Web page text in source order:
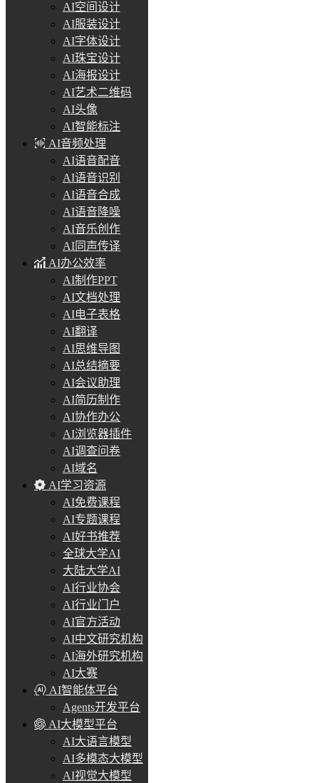
AI空间设计
AI服装设计
AI字体设计
AI珠宝设计
AI海报设计
AI艺术二维码
AI头像
AI智能标注
AI音频处理
AI语音配音
AI语音识别
AI语音合成
AI语音降噪
AI音乐创作
AI同声传译
AI办公效率
AI制作PPT
AI文档处理
AI电子表格
AI翻译
AI思维导图
AI总结摘要
AI会议助理
AI简历制作
AI协作办公
AI浏览器插件
AI调查问卷
AI域名
AI学习资源
AI免费课程
AI专题课程
AI好书推荐
全球大学AI
大陆大学AI
AI行业协会
AI行业门户
AI官方活动
AI中文研究机构
AI海外研究机构
AI大赛
AI智能体平台
Agents开发平台
AI大模型平台
AI大语言模型
AI多模态大模型
AI视觉大模型